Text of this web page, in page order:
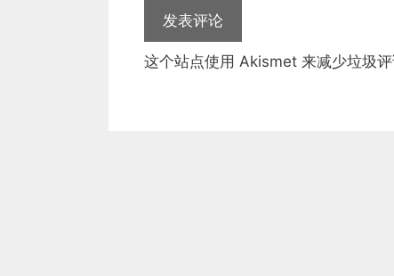
这个站点使用 Akismet 来减少垃圾评